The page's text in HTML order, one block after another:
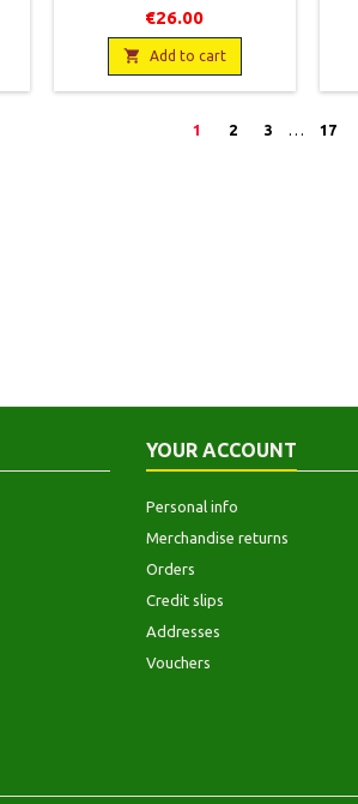
Flammarion, 2008, 15 x 24, 480
9782082103275
€26.00
 Add to cart
1 2 3 17
YOUR ACCOUNT
Personal info
Merchandise returns
Orders
Credit slips
Addresses
Vouchers